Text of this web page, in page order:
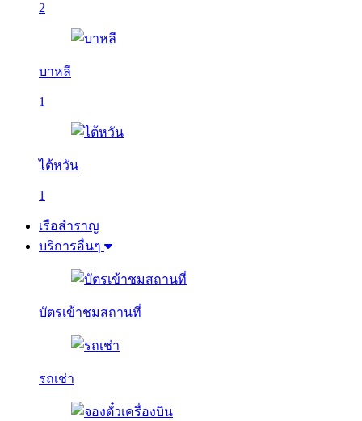
2
บาหลี
1
ไต้หวัน
1
เรือสำราญ
บริการอื่นๆ
บัตรเข้าชมสถานที่
รถเช่า